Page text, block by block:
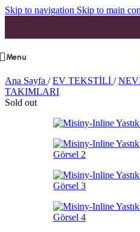
Skip to navigation Skip to main
Menu
Ana Sayfa / EV TEKSTİLİ /
TAKIMLARI
Sold out